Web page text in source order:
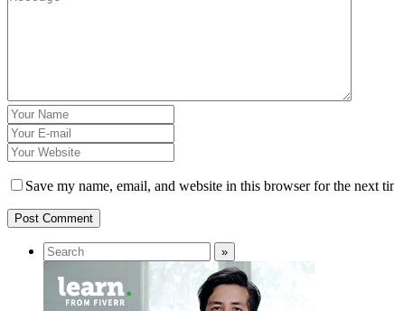
Save my name, email, and website in this browser for the next